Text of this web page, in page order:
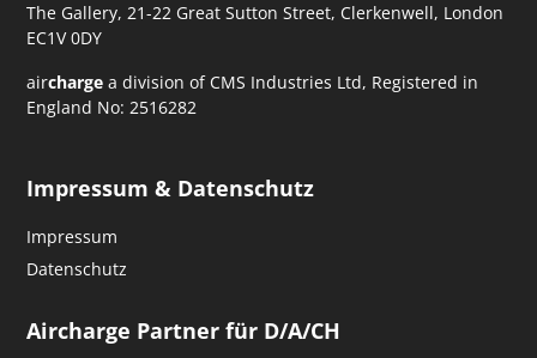
The Gallery, 21-22 Great Sutton Street, Clerkenwell, London
EC1V 0DY
aircharge a division of CMS Industries Ltd, Registered in
England No: 2516282
Impressum & Datenschutz
Impressum
Datenschutz
Aircharge Partner für D/A/CH